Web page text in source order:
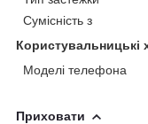
Сумісність з
Користувальницькі
Моделі телефона
Приховати